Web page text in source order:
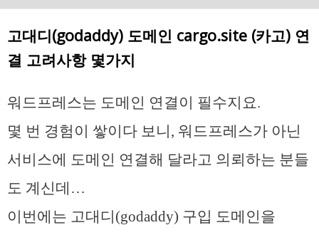
고대디(godaddy) 도메인 cargo.site (카고) 연
결 고려사항 몇가지
워드프레스는 도메인 연결이 필수지요.
몇 번 경험이 쌓이다 보니, 워드프레스가 아닌
서비스에 도메인 연결해 달라고 의뢰하는 분들
도 계신데…
이번에는 고대디(godaddy) 구입 도메인을